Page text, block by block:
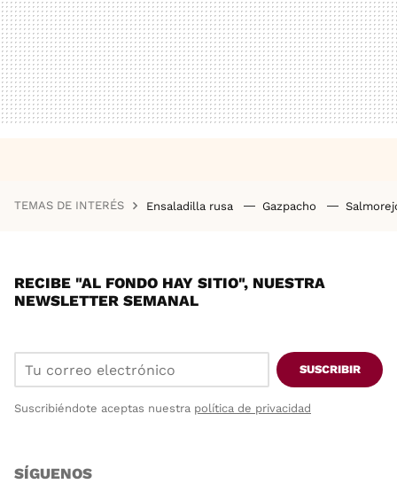
TEMAS DE INTERÉS Ensaladilla rusa Gazpacho
RECIBE "AL FONDO HAY SITIO", NUESTRA
NEWSLETTER SEMANAL
SUSCRIBIR
Suscribiéndote aceptas nuestra política de privacidad
SÍGUENOS